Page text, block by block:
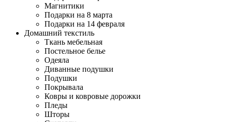
Магнитики
Подарки на 8 марта
Подарки на 14 февраля
Домашний текстиль
Ткань мебельная
Постельное белье
Одеяла
Диванные подушки
Подушки
Покрывала
Ковры и ковровые дорожки
Пледы
Шторы